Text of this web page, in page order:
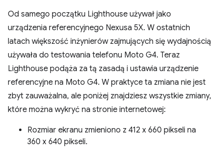
Od samego początku Lighthouse używał jako
urządzenia referencyjnego Nexusa 5X. W ostatnich
latach większość inżynierów zajmujących się wydajnością
używała do testowania telefonu Moto G4. Teraz
Lighthouse podąża za tą zasadą i ustawia urządzenie
referencyjne na Moto G4. W praktyce ta zmiana nie jest
zbyt zauważalna, ale poniżej znajdziesz wszystkie zmiany,
które można wykryć na stronie internetowej:
Rozmiar ekranu zmieniono z 412 x 660 pikseli na
360 x 640 pikseli.